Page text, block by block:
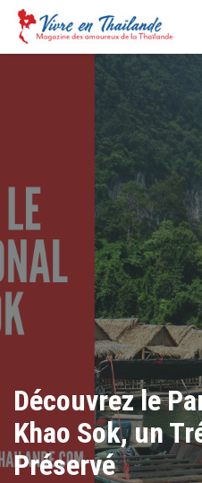
Découvrez le
Khao Sok, un
Préservé